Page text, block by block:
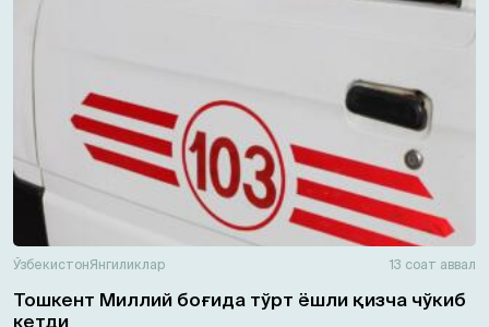
ЎзбекистонЯнгиликлар 13 соат аввал
Тошкент Миллий боғида тўрт ёшли қизча чўкиб
кетди